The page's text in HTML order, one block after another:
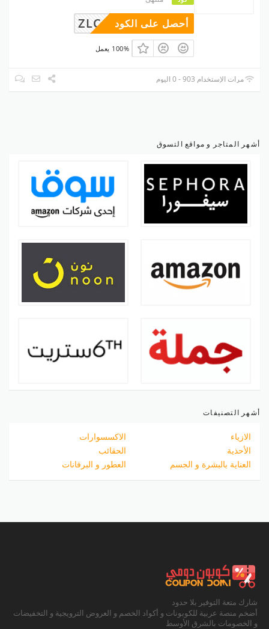
ZLCARTAAأحصل على الكود
100% يعمل
مرات الإستخدام 903 - 0 اليوم
أشهر المتاجر و مواقع التسوق
أشهر التصنيفات
الازياء
الاكسسوارات
الأحذية
الحقائب
العناية بالبشرة و الجسم
العطور و البرفانات
شارك متعة التوفير بلا حدود
أضخم منصة عربية للكوبونات و أكواد الخصم و العروض الترويجية و التخفيضات
و الخصومات بالشرق الأوسط